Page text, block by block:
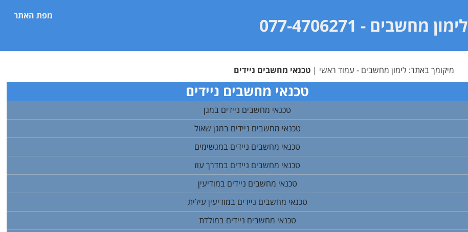
מפת האתר לימון מחשבים - 077-4706271
מיקומך באתר:לימון מחשבים - עמוד ראשי |טכנאי מחשבים ניידים
טכנאי מחשבים ניידים
טכנאי מחשבים ניידים במגן
טכנאי מחשבים ניידים במגן שאול
טכנאי מחשבים ניידים במגשימים
טכנאי מחשבים ניידים במדרך עוז
טכנאי מחשבים ניידים במודיעין
טכנאי מחשבים ניידים במודיעין עילית
טכנאי מחשבים ניידים במולדת